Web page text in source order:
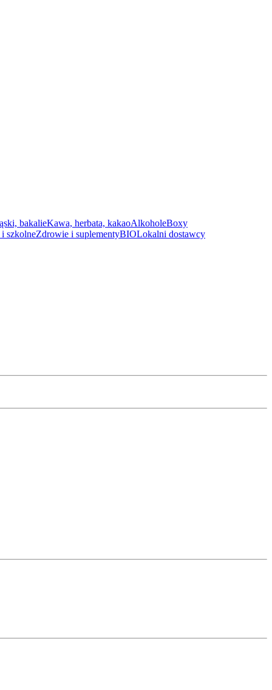
bakalieKawa, herbata, kakaoAlkoholeBoxy
szkolneZdrowie i suplementyBIOLokalni dostawcy